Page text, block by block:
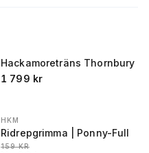
Hackamoreträns Thornbury
1 799 kr
REA
HKM
Ridrepgrimma | Ponny-Full
LÄGSTA PRIS 30 DAGAR FÖRE REA
159KR